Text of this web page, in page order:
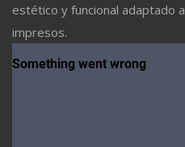
estético y funcional adaptado
impresos.